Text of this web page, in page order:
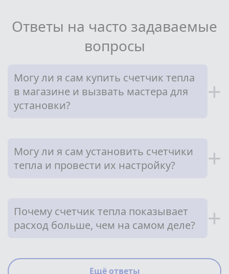
Ответы на часто задаваемые
вопросы
Могу ли я сам купить счетчик тепла
в магазине и вызвать мастера для
установки?
+
Могу ли я сам установить счетчики
тепла и провести их настройку?
+
Почему счетчик тепла показывает
расход больше, чем на самом деле?
+
Ещё ответы